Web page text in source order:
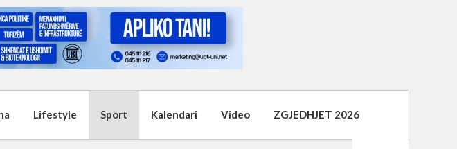
Lifestyle Sport Kalendari Video ZGJEDHJET 2026